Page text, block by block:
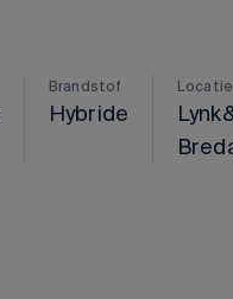
Brandstof
Hybride
Locatie